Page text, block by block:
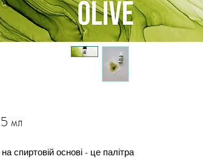
мл
спиртовій основі - це палітра